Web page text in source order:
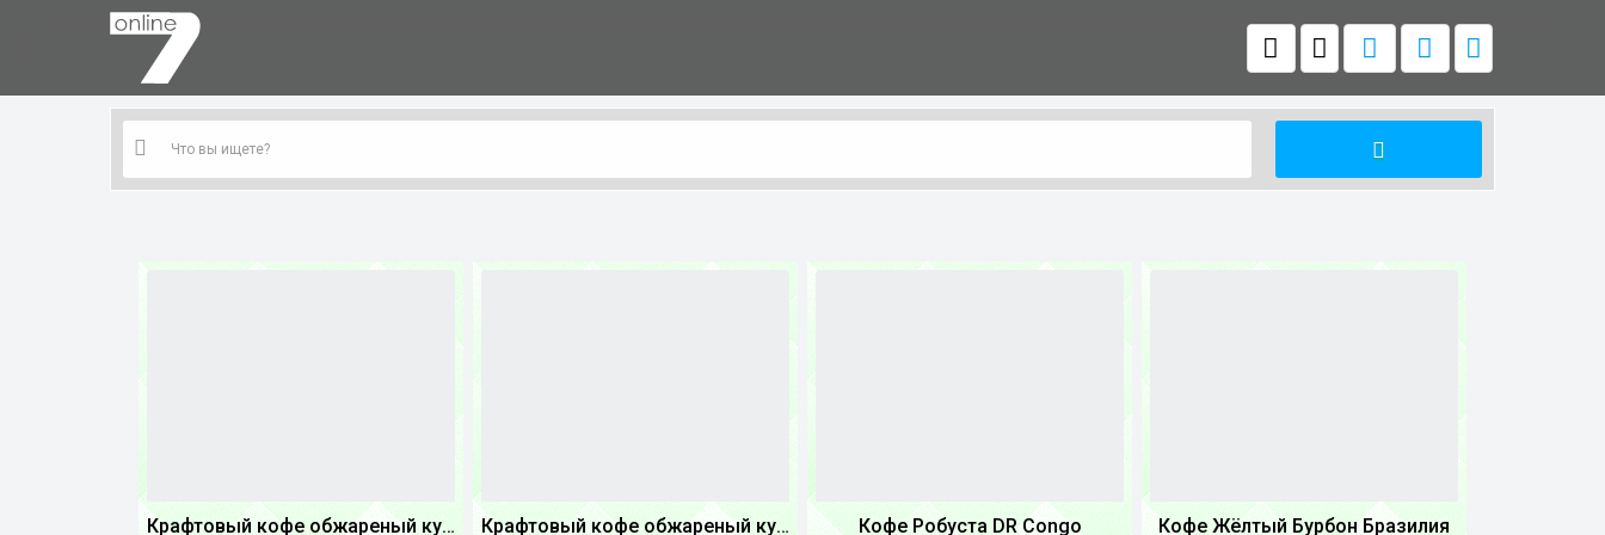
Крафтовый кофе обжареный купаж арабики 5... Крафтовый кофе обжареный купаж арабики 3... Кофе Робуста DR Congo Кофе Жёлтый Бурбон Бразилия